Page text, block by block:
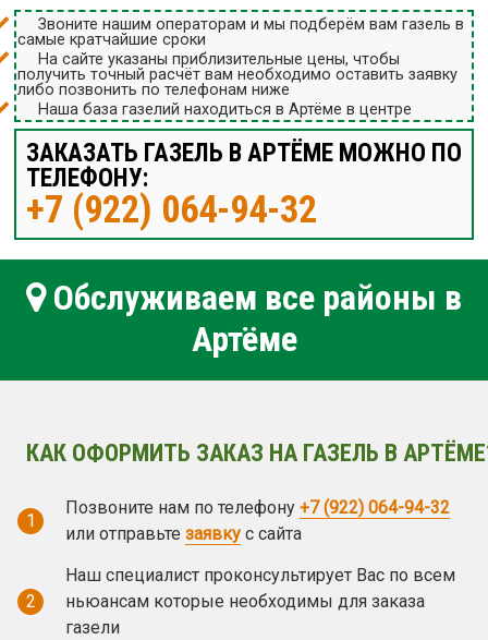
Звоните нашим операторам и мы подберём вам газель в
самые кратчайшие сроки
На сайте указаны приблизительные цены, чтобы
получить точный расчёт вам необходимо оставить заявку
либо позвонить по телефонам ниже
Наша база газелий находиться в Артёме в центре
ЗАКАЗАТЬ ГАЗЕЛЬ В АРТЁМЕ МОЖНО ПО
ТЕЛЕФОНУ:
+7 (922) 064-94-32
Обслуживаем все районы в
Артёме
КАК ОФОРМИТЬ ЗАКАЗ НА ГАЗЕЛЬ В
1
Позвоните нам по телефону +7 (922) 064-94-32
или отправьте заявку с сайта
2
Наш специалист проконсультирует Вас по всем
ньюансам которые необходимы для заказа
газели